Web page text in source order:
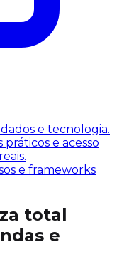
e tecnologia.
e acesso
e frameworks
total
e